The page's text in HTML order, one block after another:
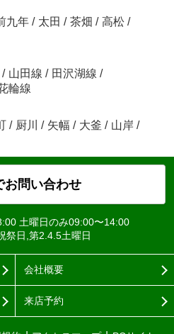
九年 / 太田 / 茶畑 / 高松 /
/ 山田線 / 田沢湖線 /
輪線
/ 厨川 / 矢幅 / 大釜 / 山岸 /
お問い合わせ
土曜日のみ09:00〜14:00
祭日,第2.4.5土曜日
会社概要
来店予約